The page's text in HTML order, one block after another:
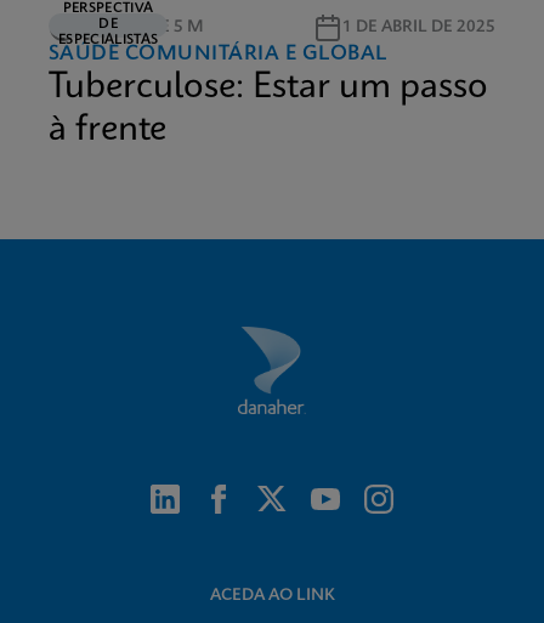
PERSPECTIVA
DE
ESPECIALISTAS
LEITURA DE 5 M 1 DE ABRIL DE 2025
SAÚDE COMUNITÁRIA E GLOBAL
Tuberculose: Estar um passo
à frente
ACEDA AO LINK